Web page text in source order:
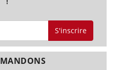
S'inscrire